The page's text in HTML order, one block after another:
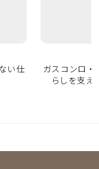
い仕
ガスコンロ・
らしを支え